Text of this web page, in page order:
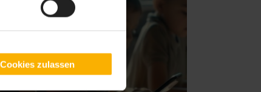
zulassen